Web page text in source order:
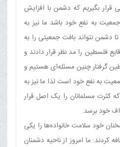
قرار بگیریم که دشمن با افزایش
به نفع خود باشد ما نیز به
دشمن نتواند بافت جمعیتی را به
فلسطین را مد نظر قرار دادند و
گرفتار چنین مسئله‌ای هستیم و
به نفع خود است لذا ما نیز به
کثرت مسلمانان را یک اصل قرار
خود برسد.
خود سلامت خانواده‌ها را یکی
کردند: ما امروز از ناحیه دشمنان